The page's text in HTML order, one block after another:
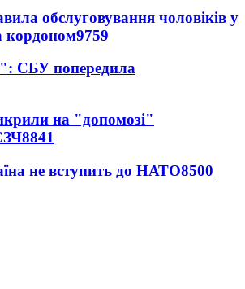
обслуговування чоловіків у
кордоном9759
СБУ попередила
на "допомозі"
8841
не вступить до НАТО8500